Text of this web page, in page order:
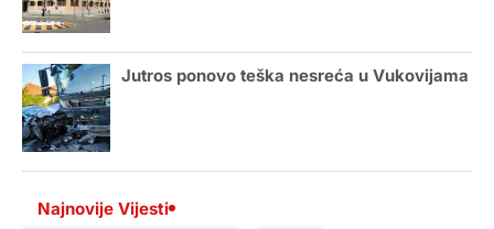
Jutros ponovo teška nesreća u Vukovijama
Najnovije Vijesti